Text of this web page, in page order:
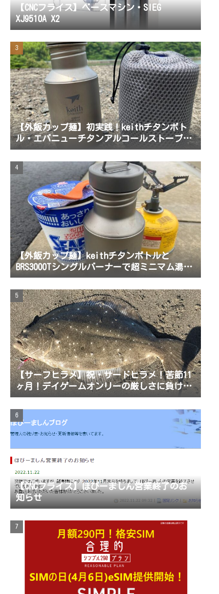
【CNCフライス】ベースマシン・SIEG
XJ9510A X2
【外飯カップ麺】初実践！keithチタンボト
ル・エバニューチタンアルコールストーブ
EBY254・チタンマグ450mlにオールインワン
湯沸かしセットで昼飯食ってきたよ
【外飯カップ麺】keithチタンボトルと
BRS3000Tシングルバーナーで超ミニマム湯沸
かしセット！荷物を増やしたくない釣りに最
適だよ。軽い登山もね。
【サーフヒラメ】祝・サードヒラメ！苦節11
ヶ月！デイゲームオンリーの厳しさに負けず
念願のサードヒラメを正月前に釣り上げた！
おせちも良いけどヒラメもね！
【CNCフライス】ほびーましん営業終了のお
知らせ